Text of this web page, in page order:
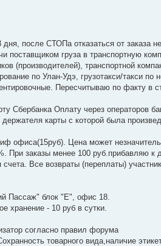
после СТОПа отказаться от заказа
поставщиком груза в транспортную
(производителей), транспортной
по Улан-Удэ, грузотакси/такси по
Пересчитываю по факту в
Сбербанка Оплату через операторов
карты с которой была
офиса(15руб). Цена может
При заказы менее 100 руб.прибавляю к
Все возвраты (переплаты)
Пассаж" блок "Е", офис 18.
хранение - 10 руб в сутки.
согласно правил форума
товарного вида,наличие